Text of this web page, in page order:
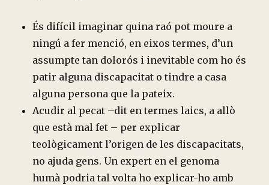
És difícil imaginar quina raó pot moure a
ningú a fer menció, en eixos termes, d’un
assumpte tan dolorós i inevitable com ho és
patir alguna discapacitat o tindre a casa
alguna persona que la pateix.
Acudir al pecat –dit en termes laics, a allò
que està mal fet – per explicar
teològicament l’origen de les discapacitats,
no ajuda gens. Un expert en el genoma
humà podria tal volta ho explicar-ho amb